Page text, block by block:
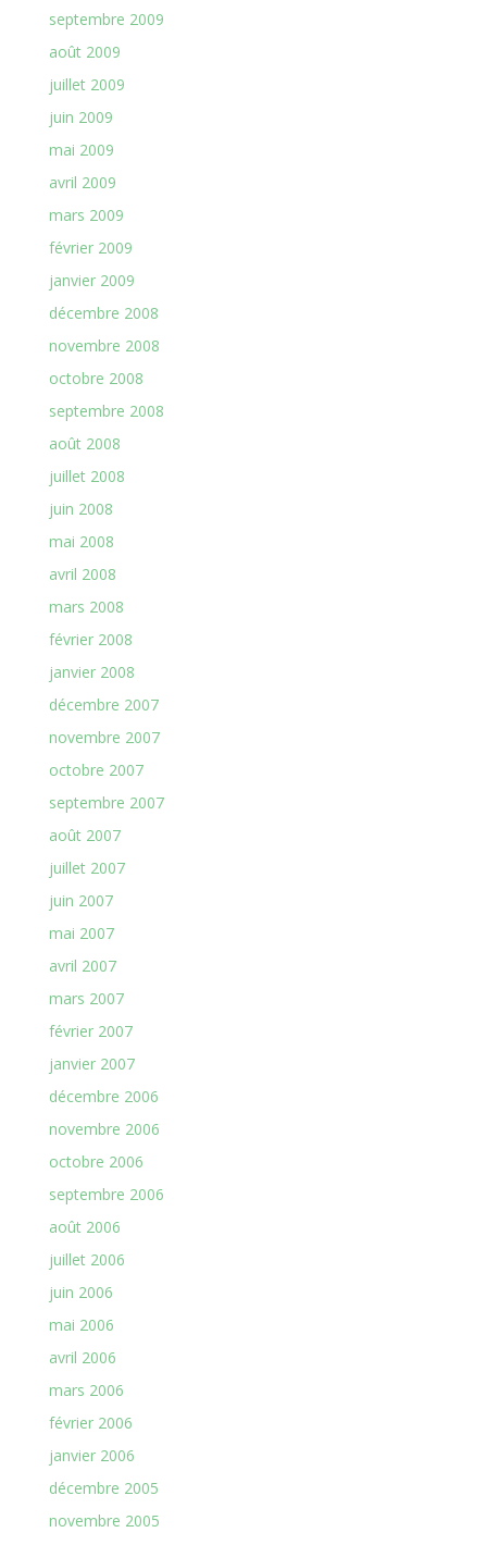
septembre 2009
août 2009
juillet 2009
juin 2009
mai 2009
avril 2009
mars 2009
février 2009
janvier 2009
décembre 2008
novembre 2008
octobre 2008
septembre 2008
août 2008
juillet 2008
juin 2008
mai 2008
avril 2008
mars 2008
février 2008
janvier 2008
décembre 2007
novembre 2007
octobre 2007
septembre 2007
août 2007
juillet 2007
juin 2007
mai 2007
avril 2007
mars 2007
février 2007
janvier 2007
décembre 2006
novembre 2006
octobre 2006
septembre 2006
août 2006
juillet 2006
juin 2006
mai 2006
avril 2006
mars 2006
février 2006
janvier 2006
décembre 2005
novembre 2005